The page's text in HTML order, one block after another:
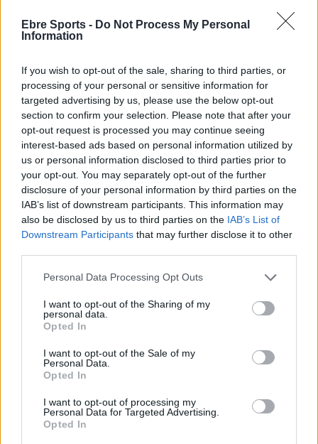
Ebre Sports - Do Not Process My Personal
Information
If you wish to opt-out of the sale, sharing to third parties, or
processing of your personal or sensitive information for
targeted advertising by us, please use the below opt-out
section to confirm your selection. Please note that after your
opt-out request is processed you may continue seeing
interest-based ads based on personal information utilized by
us or personal information disclosed to third parties prior to
your opt-out. You may separately opt-out of the further
disclosure of your personal information by third parties on the
IAB’s list of downstream participants. This information may
also be disclosed by us to third parties on the IAB’s List of
Downstream Participants that may further disclose it to other
Personal Data Processing Opt Outs
I want to opt-out of the Sharing of my
personal data.
Opted In
I want to opt-out of the Sale of my
Personal Data.
Opted In
I want to opt-out of processing my
Personal Data for Targeted Advertising.
Opted In
DEIXA UNA RESPOSTA
Comentari:
Deseu el meu nom, el correu electrònic i el lloc web en
aquest navegador per a la propera vegada que comenti.
Captcha5 + 3 = ?